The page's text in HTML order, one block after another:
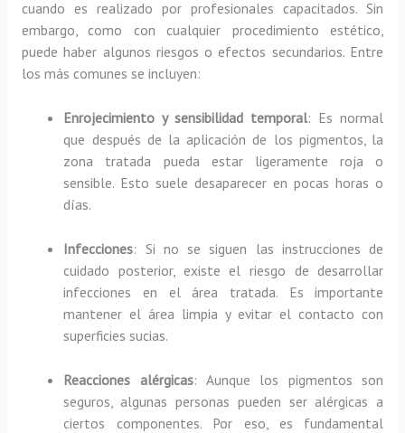
cuando es realizado por profesionales capacitados. Sin
embargo, como con cualquier procedimiento estético,
puede haber algunos riesgos o efectos secundarios. Entre
los más comunes se incluyen:
Enrojecimiento y sensibilidad temporal: Es normal
que después de la aplicación de los pigmentos, la
zona tratada pueda estar ligeramente roja o
sensible. Esto suele desaparecer en pocas horas o
días.
Infecciones: Si no se siguen las instrucciones de
cuidado posterior, existe el riesgo de desarrollar
infecciones en el área tratada. Es importante
mantener el área limpia y evitar el contacto con
superficies sucias.
Reacciones alérgicas: Aunque los pigmentos son
seguros, algunas personas pueden ser alérgicas a
ciertos componentes. Por eso, es fundamental